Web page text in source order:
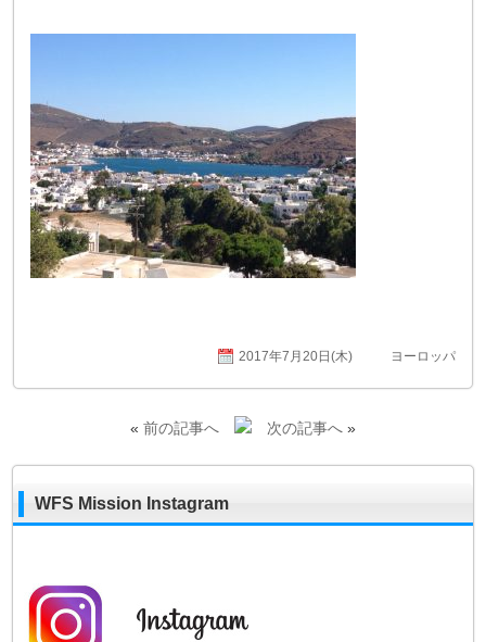
2017年7月20日(木) ヨーロッパ
« 前の記事へ 次の記事へ»
WFS Mission Instagram